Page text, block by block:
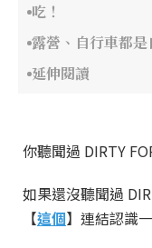
吃！
露營、自行車都是
延伸閱讀
你聽聞過 DIRTY
如果還沒聽聞過
【這個】連結認識